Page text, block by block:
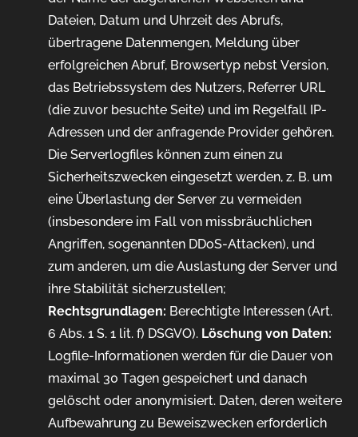
Dateien, Datum und Uhrzeit des Abrufs,
übertragene Datenmengen, Meldung über
erfolgreichen Abruf, Browsertyp nebst Version,
das Betriebssystem des Nutzers, Referrer URL
(die zuvor besuchte Seite) und im Regelfall IP-
Adressen und der anfragende Provider gehören.
Die Serverlogfiles können zum einen zu
Sicherheitszwecken eingesetzt werden, z. B. um
eine Überlastung der Server zu vermeiden
(insbesondere im Fall von missbräuchlichen
Angriffen, sogenannten DDoS-Attacken), und
zum anderen, um die Auslastung der Server und
ihre Stabilität sicherzustellen;
Rechtsgrundlagen: Berechtigte Interessen (Art.
6 Abs. 1 S. 1 lit. f) DSGVO). Löschung von Daten:
Logfile-Informationen werden für die Dauer von
maximal 30 Tagen gespeichert und danach
gelöscht oder anonymisiert. Daten, deren weitere
Aufbewahrung zu Beweiszwecken erforderlich